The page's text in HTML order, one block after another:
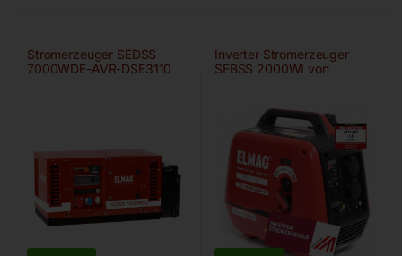
Stromerzeuger SEDSS
7000WDE-AVR-DSE3110
Inverter Stromerzeuger
SEBSS 2000WI von